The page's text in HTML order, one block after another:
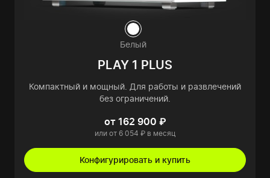
Белый
PLAY 1 PLUS
Компактный и мощный. Для работы и развлечений
без ограничений.
от 162 900 ₽
или от 6 054 ₽ в месяц
Конфигурировать и купить